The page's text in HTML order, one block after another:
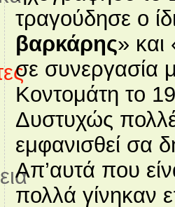
τραγούδησε ο
βαρκάρης» και
σε συνεργασία
Κοντομάτη το
Δυστυχώς
εμφανισθεί σα
Απ’αυτά που
πολλά γίνηκαν